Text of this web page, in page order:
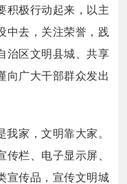
积极行动起来，以主
中去，关注荣誉，践
治区文明县城、共享
向广大干部群众发出
家，文明靠大家。
栏、电子显示屏、
宣传品，宣传文明城